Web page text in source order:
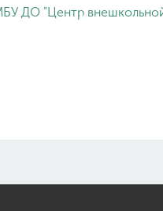
ДО "Центр